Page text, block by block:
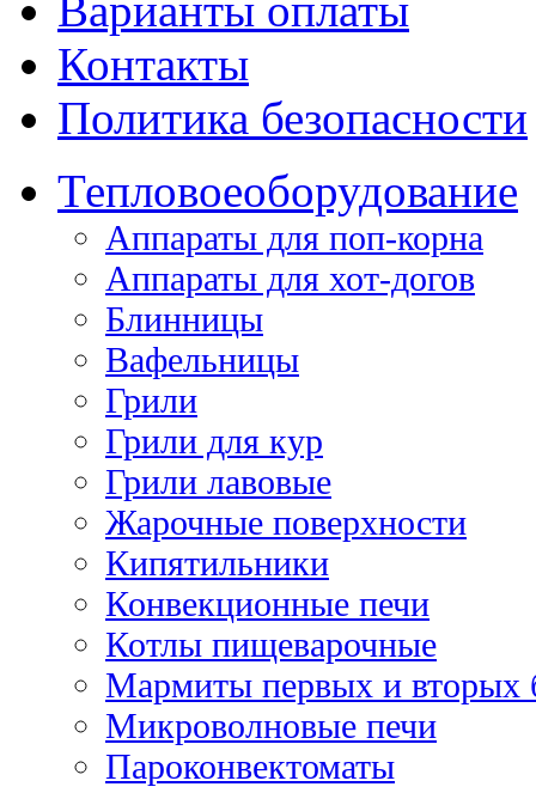
Контакты
Политика безопасности
Тепловоеоборудование
Аппараты для поп-корна
Аппараты для хот-догов
Блинницы
Вафельницы
Грили
Грили для кур
Грили лавовые
Жарочные поверхности
Кипятильники
Конвекционные печи
Котлы пищеварочные
Мармиты первых и вторых
Микроволновые печи
Пароконвектоматы